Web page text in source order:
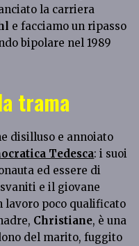
la carriera
e facciamo un ripasso
bipolare nel 1989
trama
disilluso e annoiato
Tedesca: i suoi
ed essere di
e il giovane
lavoro poco qualificato
Christiane, è una
del marito, fuggito